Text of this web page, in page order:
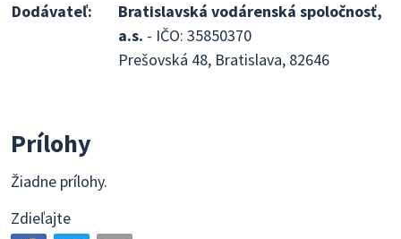
Dodávateľ:
Bratislavská vodárenská spoločnosť,
a.s. - IČO: 35850370
Prešovská 48, Bratislava, 82646
Prílohy
Žiadne prílohy.
Zdieľajte